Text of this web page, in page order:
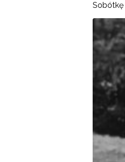
Sobótkę